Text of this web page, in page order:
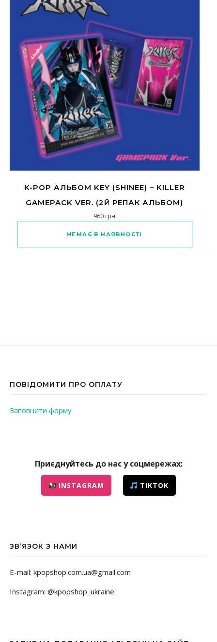
K-POP АЛЬБОМ KEY (SHINEE) – KILLER
GAMEPACK VER. (2Й РЕПАК АЛЬБОМ)
960грн
НЕМАЄ В НАЯВНОСТІ
ПОВІДОМИТИ ПРО ОПЛАТУ
Заповнити форму
Приєднуйтесь до нас у соцмережах:
INSTAGRAM TIKTOK
ЗВ’ЯЗОК З НАМИ
E-mail: kpopshop.com.ua@gmail.com
Instagram: @kpopshop_ukraine